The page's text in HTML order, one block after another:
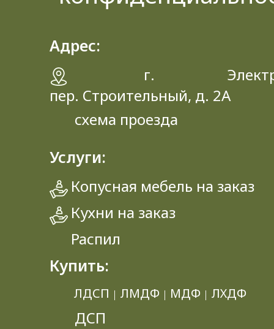
Адрес:
г.
пер. Строительный, д. 2A
схема проезда
Услуги:
Копусная мебель на заказ
Кухни на заказ
Распил
Купить:
ЛДСП | ЛМДФ | МДФ | ЛХДФ
ДСП